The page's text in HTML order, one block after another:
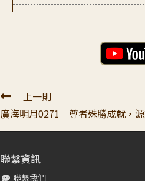
管是經典，抑或是師父與老...
上一則
廣海明月0271 尊者殊勝成就，
聯繫資訊
聯繫我們